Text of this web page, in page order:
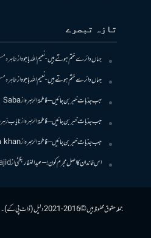
تازہ تبصرے
جہاں دائرے ختم ہوتے ہیں- نعیم اللہ باجوہازطاہرہ
جہاں دائرے ختم ہوتے ہیں- نعیم اللہ باجوہازطاہرہ
جب جذبات خبر بن جائیں – فاطمۃالزہرہازSaba
جب جذبات خبر بن جائیں – فاطمۃالزہرہازنایاب
جب جذبات خبر بن جائیں – فاطمۃالزہرہازkhan
اس خاندان کا اصل مجرم کون! – عبدالغفار بگٹیاز
جملہ حقوق محفوظ ہیں © 2016-2021 دلیل (ڈاٹ پی کے)۔